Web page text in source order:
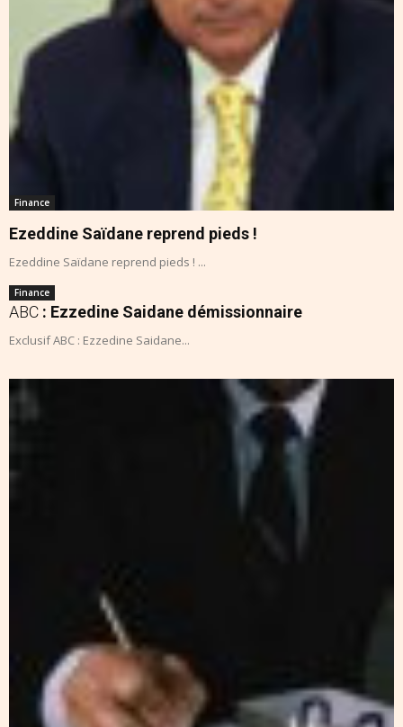
Finance
Ezeddine Saïdane reprend pieds !
Ezeddine Saïdane reprend pieds ! ...
Finance
ABC : Ezzedine Saidane démissionnaire
Exclusif ABC : Ezzedine Saidane...